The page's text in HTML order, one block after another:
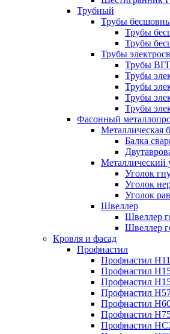
Трубный
Трубы
Трубы
Трубы
Трубы
Трубы
Трубы
Трубы
Трубы
Трубы
Фасонный
Металлическая
Балка
Металлический
Уголок
Уголок
Уголок
Швеллер
Швеллер
Швеллер
Кровля и фасад
Профнастил
Профнастил
Профнастил
Профнастил
Профнастил
Профнастил
Профнастил
Профнастил